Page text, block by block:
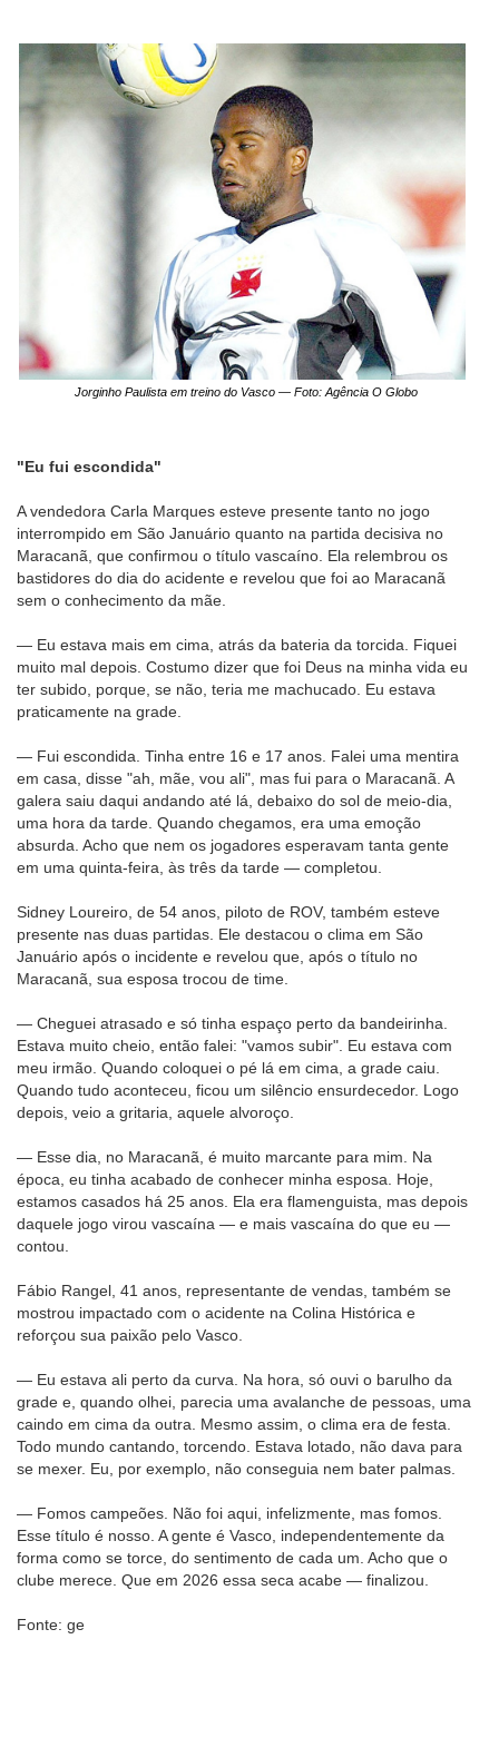
Jorginho Paulista em treino do Vasco — Foto: Agência O Globo
"Eu fui escondida"
A vendedora Carla Marques esteve presente tanto no jogo
interrompido em São Januário quanto na partida decisiva no
Maracanã, que confirmou o título vascaíno. Ela relembrou os
bastidores do dia do acidente e revelou que foi ao Maracanã
sem o conhecimento da mãe.
— Eu estava mais em cima, atrás da bateria da torcida. Fiquei
muito mal depois. Costumo dizer que foi Deus na minha vida eu
ter subido, porque, se não, teria me machucado. Eu estava
praticamente na grade.
— Fui escondida. Tinha entre 16 e 17 anos. Falei uma mentira
em casa, disse "ah, mãe, vou ali", mas fui para o Maracanã. A
galera saiu daqui andando até lá, debaixo do sol de meio-dia,
uma hora da tarde. Quando chegamos, era uma emoção
absurda. Acho que nem os jogadores esperavam tanta gente
em uma quinta-feira, às três da tarde — completou.
Sidney Loureiro, de 54 anos, piloto de ROV, também esteve
presente nas duas partidas. Ele destacou o clima em São
Januário após o incidente e revelou que, após o título no
Maracanã, sua esposa trocou de time.
— Cheguei atrasado e só tinha espaço perto da bandeirinha.
Estava muito cheio, então falei: "vamos subir". Eu estava com
meu irmão. Quando coloquei o pé lá em cima, a grade caiu.
Quando tudo aconteceu, ficou um silêncio ensurdecedor. Logo
depois, veio a gritaria, aquele alvoroço.
— Esse dia, no Maracanã, é muito marcante para mim. Na
época, eu tinha acabado de conhecer minha esposa. Hoje,
estamos casados há 25 anos. Ela era flamenguista, mas depois
daquele jogo virou vascaína — e mais vascaína do que eu —
contou.
Fábio Rangel, 41 anos, representante de vendas, também se
mostrou impactado com o acidente na Colina Histórica e
reforçou sua paixão pelo Vasco.
— Eu estava ali perto da curva. Na hora, só ouvi o barulho da
grade e, quando olhei, parecia uma avalanche de pessoas, uma
caindo em cima da outra. Mesmo assim, o clima era de festa.
Todo mundo cantando, torcendo. Estava lotado, não dava para
se mexer. Eu, por exemplo, não conseguia nem bater palmas.
— Fomos campeões. Não foi aqui, infelizmente, mas fomos.
Esse título é nosso. A gente é Vasco, independentemente da
forma como se torce, do sentimento de cada um. Acho que o
clube merece. Que em 2026 essa seca acabe — finalizou.
Fonte: ge